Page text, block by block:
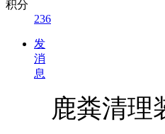
积分
236
发
消
息
鹿粪清理